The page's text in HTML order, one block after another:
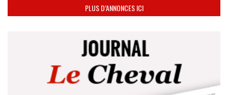
PLUS D’ANNONCES ICI